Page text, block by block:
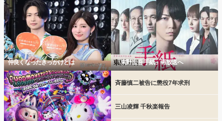
仲良くなったきっかけとは 「東野圭吾 手紙」再放送へ
斉藤慎二被告に懲役7年求刑
三山凌輝 千秋楽報告